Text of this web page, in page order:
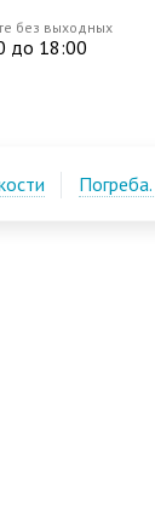
без выходных
до 18:00